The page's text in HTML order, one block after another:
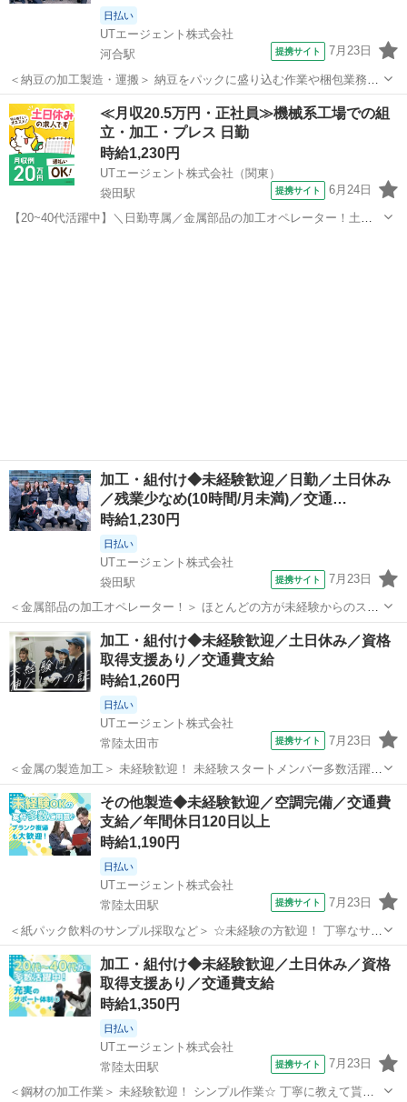
日払い
UTエージェント株式会社
河合駅
提携サイト 7月23日
＜納豆の加工製造・運搬＞ 納豆をパックに盛り込む作業や梱包業務を
お任せします！ 【原料工程】 ◆大豆を発酵させるため、鍋に大豆を投
入して混ぜる 【盛込み工程】 ◆機械のオペレータ →主に納豆のタ
レ・からしを機械に補充 ...
茨城 常陸太田市 河合駅 工場
≪月収20.5万円・正社員≫機械系工場での組
立・加工・プレス 日勤
時給1,230円
UTエージェント株式会社（関東）
袋田駅
提携サイト 6月24日
【20~40代活躍中】＼日勤専属／金属部品の加工オペレーター！土日
加工・組付け◆未経験歓迎／日勤／土日休み
／残業少なめ(10時間/月未満)／交通…
時給1,230円
日払い
UTエージェント株式会社
袋田駅
提携サイト 7月23日
＜金属部品の加工オペレーター！＞ ほとんどの方が未経験からのスタ
ート！ 丁寧な教育があるので初めての方も安心◎ 旋盤のオペレーター
業務をお任せします☆ ＜具体的には…＞ ◆旋盤のオペレーター(複数
台の旋盤を担当) →材...
茨城 常陸太田市 袋田駅 工場
加工・組付け◆未経験歓迎／土日休み／資格
取得支援あり／交通費支給
時給1,260円
日払い
UTエージェント株式会社
常陸太田市
提携サイト 7月23日
＜金属の製造加工＞ 未経験歓迎！ 未経験スタートメンバー多数活躍中
♪ ＜具体的には・・・＞ ①ローラーハースと呼ばれる熱処理設備に鉄
を並べ投入する作業 ②バリ取り機に鉄を投入する作業 ③サンダー(研
磨機)を使用して鉄を研...
茨城 常陸太田市 工場
その他製造◆未経験歓迎／空調完備／交通費
支給／年間休日120日以上
時給1,190円
日払い
UTエージェント株式会社
常陸太田駅
提携サイト 7月23日
＜紙パック飲料のサンプル採取など＞ ☆未経験の方歓迎！ 丁寧なサポ
ートで安心してスタートできます！ ＜具体的には…＞ ◆飲料製造ライ
ンの調合タンクからのサンプルを採取 ◆分析装置で数値を測定 ◆専用
システムへの数値入力 ...
茨城 常陸太田市 常陸太田駅 工場
加工・組付け◆未経験歓迎／土日休み／資格
取得支援あり／交通費支給
時給1,350円
日払い
UTエージェント株式会社
常陸太田駅
提携サイト 7月23日
＜鋼材の加工作業＞ 未経験歓迎！ シンプル作業☆ 丁寧に教えて貰え